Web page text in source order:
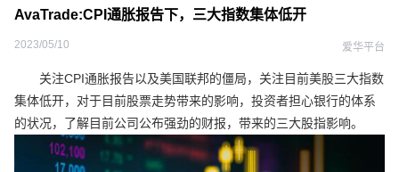
AvaTrade:CPI通胀报告下，三大指数集体低开
2023/05/10 爱华平台
关注CPI通胀报告以及美国联邦的僵局，关注目前美股三大指数
集体低开，对于目前股票走势带来的影响，投资者担心银行的体系
的状况，了解目前公司公布强劲的财报，带来的三大股指影响。